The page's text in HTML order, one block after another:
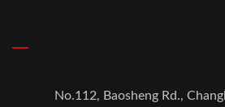
No.112, Baosheng Rd.,